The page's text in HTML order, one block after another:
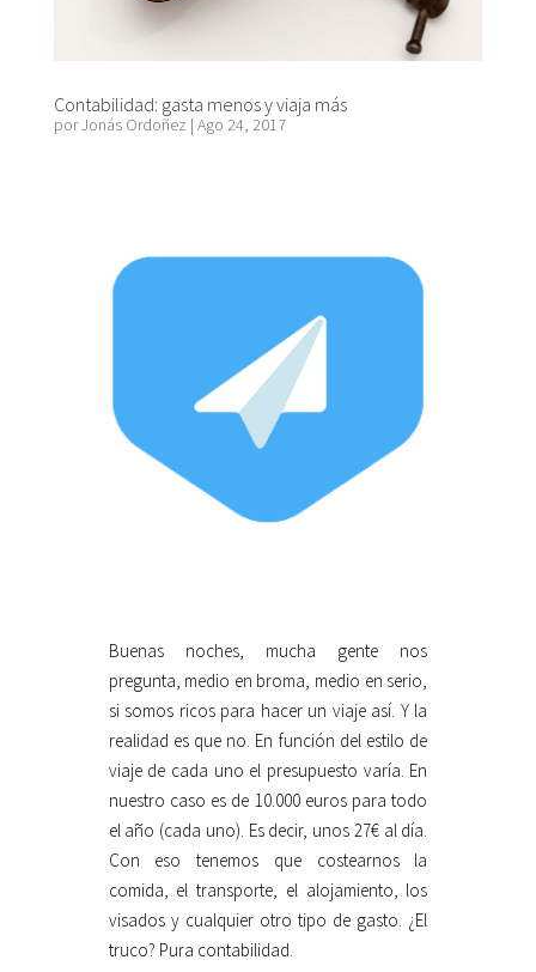
Contabilidad: gasta menos y viaja más
porJonás Ordoñez | Ago 24, 2017
Buenas noches, mucha gente nos
pregunta, medio en broma, medio en serio,
si somos ricos para hacer un viaje así. Y la
realidad es que no. En función del estilo de
viaje de cada uno el presupuesto varía. En
nuestro caso es de 10.000 euros para todo
el año (cada uno). Es decir, unos 27€ al día.
Con eso tenemos que costearnos la
comida, el transporte, el alojamiento, los
visados y cualquier otro tipo de gasto. ¿El
truco? Pura contabilidad.